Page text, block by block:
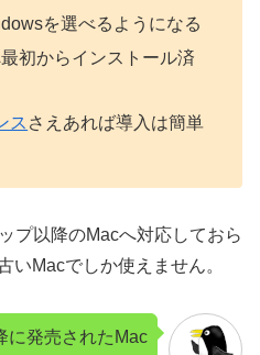
を選べるようになる
初からインストール済
ス さえあれば導入は簡単
プ以降のMacへ対応しておら
いMacでしか使えません。
に発売されたMac